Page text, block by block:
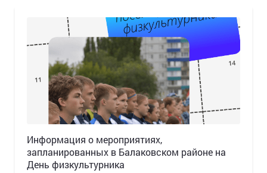
Информация о мероприятиях,
запланированных в Балаковском районе на
День физкультурника